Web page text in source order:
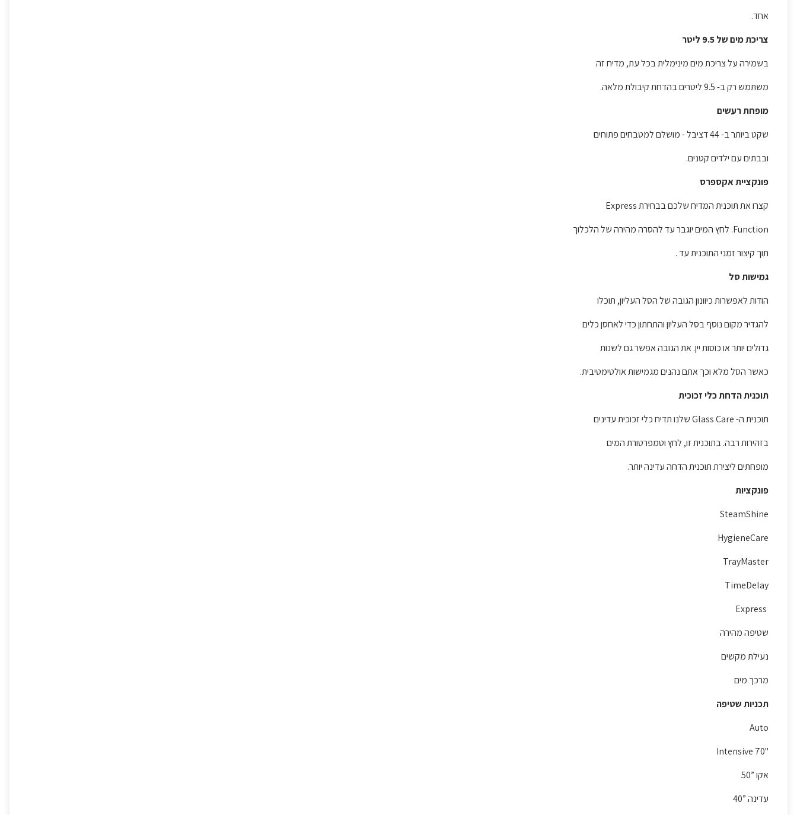
אחד.
צריכת מים של 9.5 ליטר
בשמירה על צריכת מים מינימלית בכל עת, מדיח זה
משתמש רק ב- 9.5 ליטרים בהדחת קיבולת מלאה.
מופחת רעשים
שקט ביותר ב- 44 דציבל - מושלם למטבחים פתוחים
ובבתים עם ילדים קטנים.
פונקציית אקספרס
קצרו את תוכנית המדיח שלכם בבחירת Express
Function. לחץ המים יוגבר עד להסרה מהירה של הלכלוך
תוך קיצור זמני התוכנית עד .
גמישות סל
הודות לאפשרות כיוונון הגובה של הסל העליון, תוכלו
להגדיר מקום נוסף בסל העליון והתחתון כדי לאחסן כלים
גדולים יותר או כוסות יין. את הגובה אפשר גם לשנות
כאשר הסל מלא וכך אתם נהנים מגמישות אולטימטיבית.
תוכנית הדחת כלי זכוכית
תוכנית ה- Glass Care שלנו תדיח כלי זכוכית עדינים
בזהירות רבה. בתוכנית זו, לחץ וטמפרטורת המים
מופחתים ליצירת תוכנית הדחה עדינה יותר.
פונקציות
SteamShine
HygieneCare
TrayMaster
TimeDelay
שטיפה מהירה
נעילת מקשים
מרכך מים
תכניות שטיפה
Auto
"Intensive 70
אקו ”50
עדינה ”40